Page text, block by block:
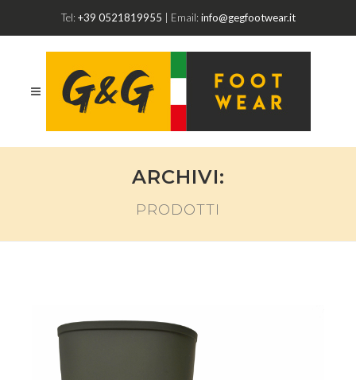
Tel: +39 0521819955 | Email: info@gegfootwear.it
ARCHIVI:
PRODOTTI